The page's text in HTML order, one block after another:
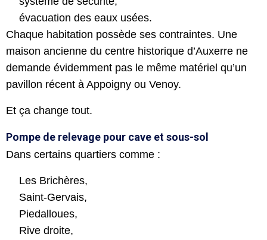
évacuation des eaux usées.
Chaque habitation possède ses contraintes. Une
maison ancienne du centre historique d’Auxerre ne
demande évidemment pas le même matériel qu’un
pavillon récent à Appoigny ou Venoy.
Et ça change tout.
Pompe de relevage pour cave et sous-sol
Dans certains quartiers comme :
Les Brichères,
Saint-Gervais,
Piedalloues,
Rive droite,